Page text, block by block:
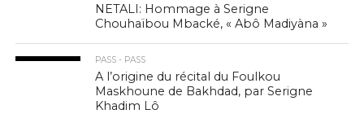
NETALI: Hommage à Serigne
Chouhaïbou Mbacké, « Abô Madiyàna »
PASS - PASS
A l’origine du récital du Foulkou
Maskhoune de Bakhdad, par Serigne
Khadim Lô